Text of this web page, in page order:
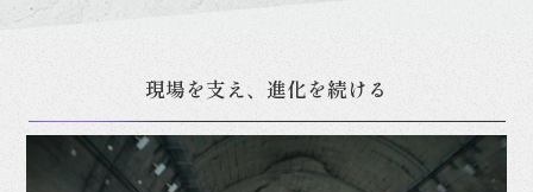
現場を支え、進化を続ける